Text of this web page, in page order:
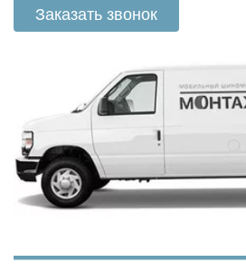
Заказать звонок